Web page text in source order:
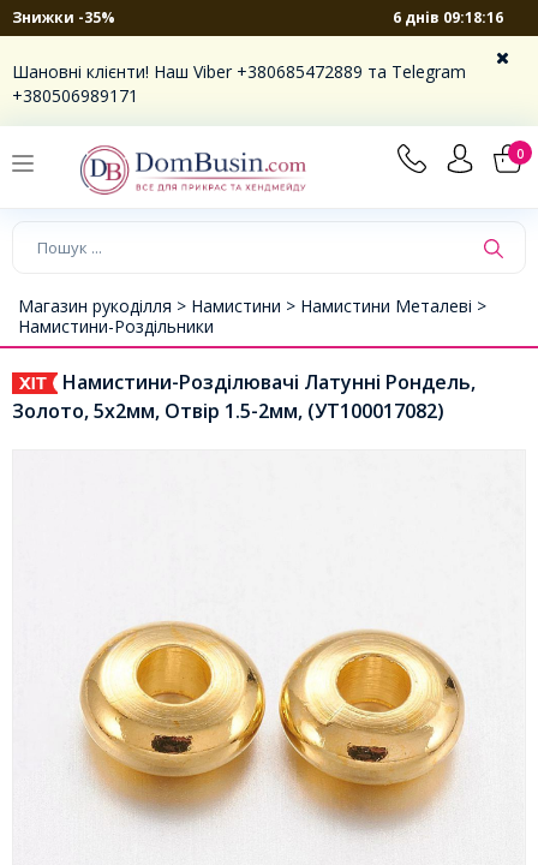
Знижки -35% 6 днів 09:18:16
Шановні клієнти! Наш Viber +380685472889 та Telegram
+380506989171
0
Магазин рукоділля > Намистини > Намистини Металеві >
Намистини-Роздільники
Намистини-Розділювачі Латунні Рондель,
Золото, 5х2мм, Отвір 1.5-2мм, (УТ100017082)